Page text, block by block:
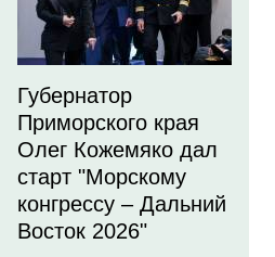
Губернатор
Приморского края
Олег Кожемяко дал
старт "Морскому
конгрессу – Дальний
Восток 2026"